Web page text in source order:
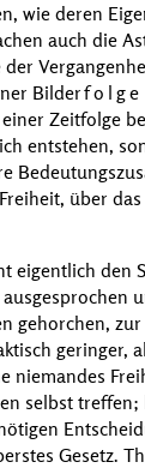
wie deren
auch die
Bilderfolge
Zeitfolge
entstehen,
über
eigentlich den
gehorchen,
geringer,
niemandes
selbst
Gesetz.